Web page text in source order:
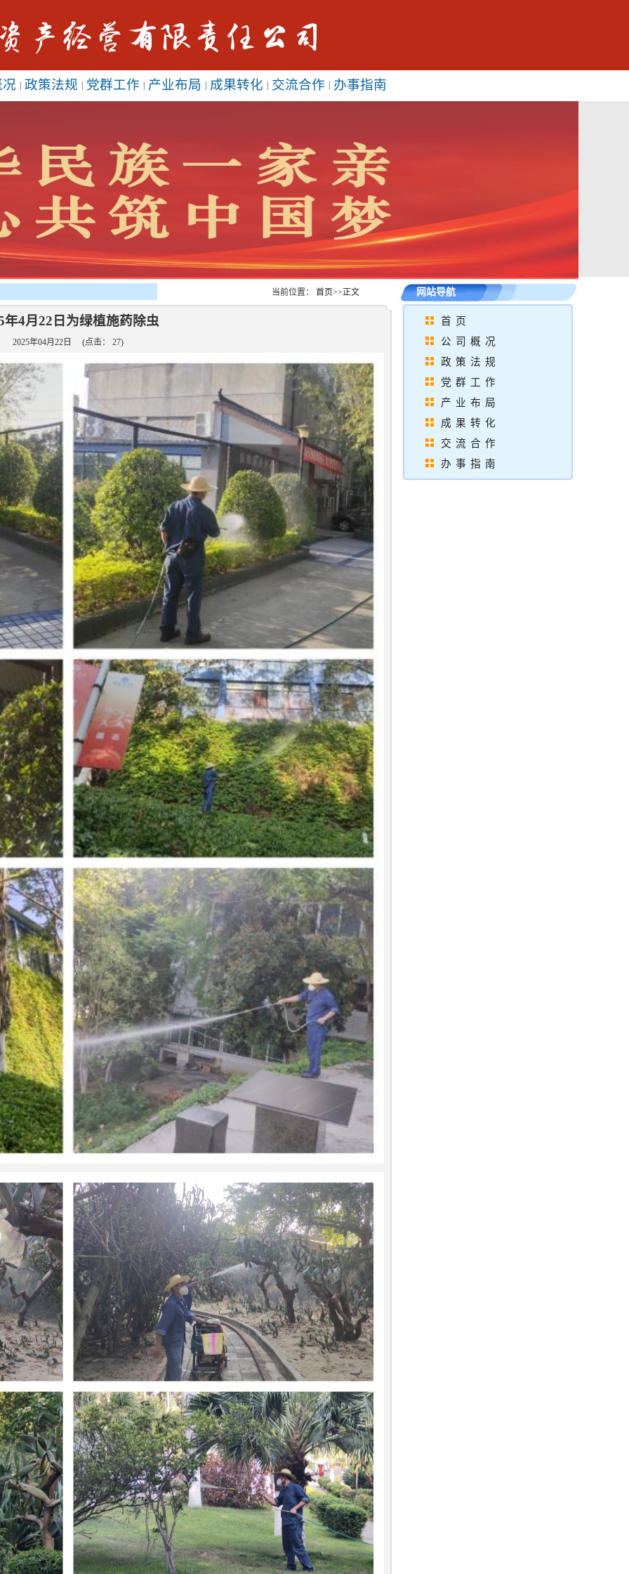
政策法规 党群工作 产业布局 成果转化 交流合作 办事指南
当前位置： 首页>>正文
年4月22日为绿植施药除虫
2025年04月22日 (点击： 27)
网站导航
首页
公司概况
政策法规
党群工作
产业布局
成果转化
交流合作
办事指南